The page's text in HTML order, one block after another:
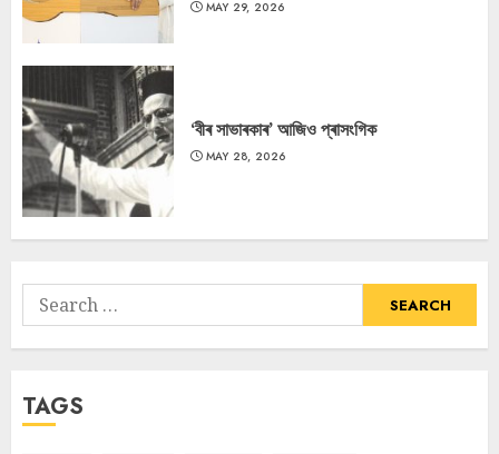
MAY 29, 2026
‘বীৰ সাভাৰকাৰ’ আজিও প্ৰাসংগিক
MAY 28, 2026
Search
for:
TAGS